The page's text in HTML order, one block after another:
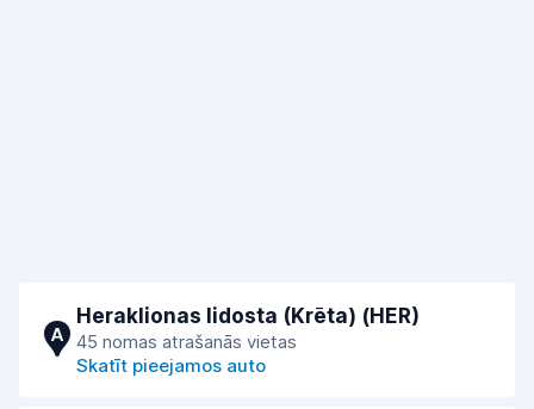
A
Heraklionas lidosta (Krēta) (HER)
45 nomas atrašanās vietas
Skatīt pieejamos auto